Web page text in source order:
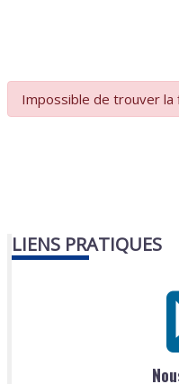
Impossible de trouver la
LIENS PRATIQUES